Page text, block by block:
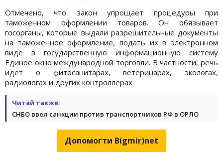
Отмечено, что закон упрощает процедуры при
таможенном оформлении товаров. Он обязывает
госорганы, которые выдали разрешительные документы
на таможенное оформление, подать их в электронном
виде в государственную информационную систему
Единое окно международной торговли. В частности, речь
идет о фитосанитарах, ветеринарах, экологах,
радиологах и других контроллерах.
Читай также:
СНБО ввел санкции против транспортников РФ в ОРЛО
Допомогти Bigmir)net